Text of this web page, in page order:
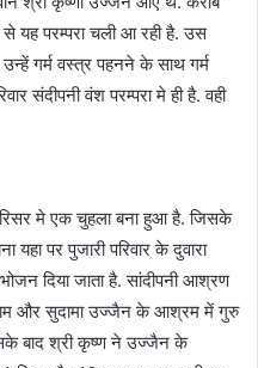
यह परम्परा चली आ रही है. उस
गर्म वस्त्र पहनने के साथ गर्म
संदीपनी वंश परम्परा मे ही है. वही
मे एक चुहला बना हुआ है. जिसके
पर पुजारी परिवार के दुवारा
दिया जाता है. सांदीपनी आश्रण
और सुदामा उज्जैन के आश्रम में गुरु
बाद श्री कृष्ण ने उज्जैन के